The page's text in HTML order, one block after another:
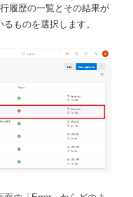
履歴の一覧とその結果が
ものを選択します。